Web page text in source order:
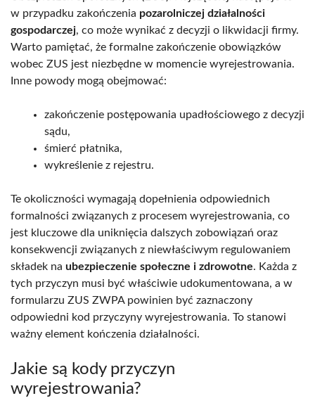
w przypadku zakończenia pozarolniczej działalności
gospodarczej, co może wynikać z decyzji o likwidacji firmy.
Warto pamiętać, że formalne zakończenie obowiązków
wobec ZUS jest niezbędne w momencie wyrejestrowania.
Inne powody mogą obejmować:
zakończenie postępowania upadłościowego z decyzji
sądu,
śmierć płatnika,
wykreślenie z rejestru.
Te okoliczności wymagają dopełnienia odpowiednich
formalności związanych z procesem wyrejestrowania, co
jest kluczowe dla uniknięcia dalszych zobowiązań oraz
konsekwencji związanych z niewłaściwym regulowaniem
składek na ubezpieczenie społeczne i zdrowotne. Każda z
tych przyczyn musi być właściwie udokumentowana, a w
formularzu ZUS ZWPA powinien być zaznaczony
odpowiedni kod przyczyny wyrejestrowania. To stanowi
ważny element kończenia działalności.
Jakie są kody przyczyn
wyrejestrowania?